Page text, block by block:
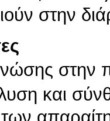
στην
και